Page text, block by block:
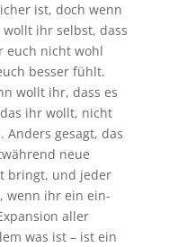
ist, doch wenn
ihr selbst, dass
euch nicht wohl
besser fühlt.
wollt ihr, dass es
ihr wollt, nicht
gesagt, das
neue
bringt, und jeder
wenn ihr ein ein-
aller
was ist – ist ein